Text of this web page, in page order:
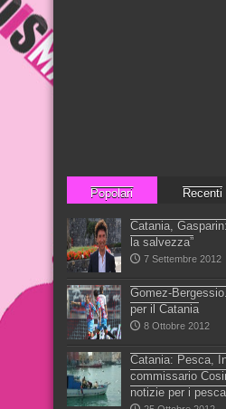
Popolari Recenti
Catania,
la salvezza”
7 Settembre 2012
Gomez-
per il Catania
8 Ottobre 2012
Catania: Pesca,
commissario
notizie per i